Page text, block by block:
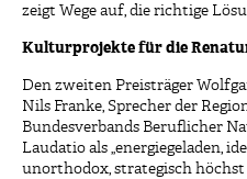
zeigt Wege auf, die richtige
Kulturprojekte für die
Den zweiten Preisträger
Nils Franke, Sprecher der
Bundesverbands Beruflicher
Laudatio als „energiegeladen,
unorthodox, strategisch